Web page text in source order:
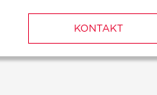
KONTAKT